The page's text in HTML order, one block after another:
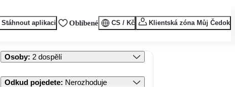
Stáhnout aplikaci Oblíbené CS / Kč Klientská zóna Můj Čedok
Osoby: 2 dospělí
Odkud pojedete: Nerozhoduje